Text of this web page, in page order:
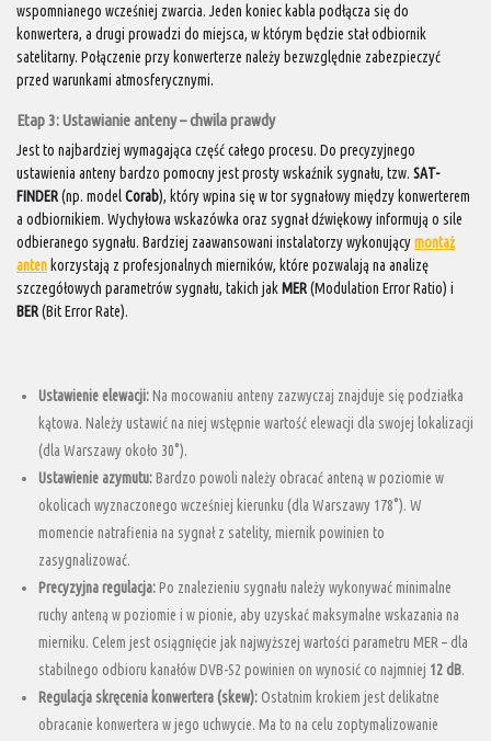
wspomnianego wcześniej zwarcia. Jeden koniec kabla podłącza się do
konwertera, a drugi prowadzi do miejsca, w którym będzie stał odbiornik
satelitarny. Połączenie przy konwerterze należy bezwzględnie zabezpieczyć
przed warunkami atmosferycznymi.
Etap 3: Ustawianie anteny – chwila prawdy
Jest to najbardziej wymagająca część całego procesu. Do precyzyjnego
ustawienia anteny bardzo pomocny jest prosty wskaźnik sygnału, tzw. SAT-
FINDER(np. modelCorab), który wpina się w tor sygnałowy między konwerterem
a odbiornikiem. Wychyłowa wskazówka oraz sygnał dźwiękowy informują o sile
odbieranego sygnału. Bardziej zaawansowani instalatorzy wykonującymontaż
anten korzystają z profesjonalnych mierników, które pozwalają na analizę
szczegółowych parametrów sygnału, takich jakMER(Modulation Error Ratio) i
BER(Bit Error Rate).
Ustawienie elewacji:Na mocowaniu anteny zazwyczaj znajduje się podziałka
kątowa. Należy ustawić na niej wstępnie wartość elewacji dla swojej lokalizacji
(dla Warszawy około 30°).
Ustawienie azymutu:Bardzo powoli należy obracać anteną w poziomie w
okolicach wyznaczonego wcześniej kierunku (dla Warszawy 178°). W
momencie natrafienia na sygnał z satelity, miernik powinien to
zasygnalizować.
Precyzyjna regulacja:Po znalezieniu sygnału należy wykonywać minimalne
ruchy anteną w poziomie i w pionie, aby uzyskać maksymalne wskazania na
mierniku. Celem jest osiągnięcie jak najwyższej wartości parametru MER – dla
stabilnego odbioru kanałów DVB-S2 powinien on wynosić co najmniej 12 dB.
Regulacja skręcenia konwertera (skew): Ostatnim krokiem jest delikatne
obracanie konwertera w jego uchwycie. Ma to na celu zoptymalizowanie